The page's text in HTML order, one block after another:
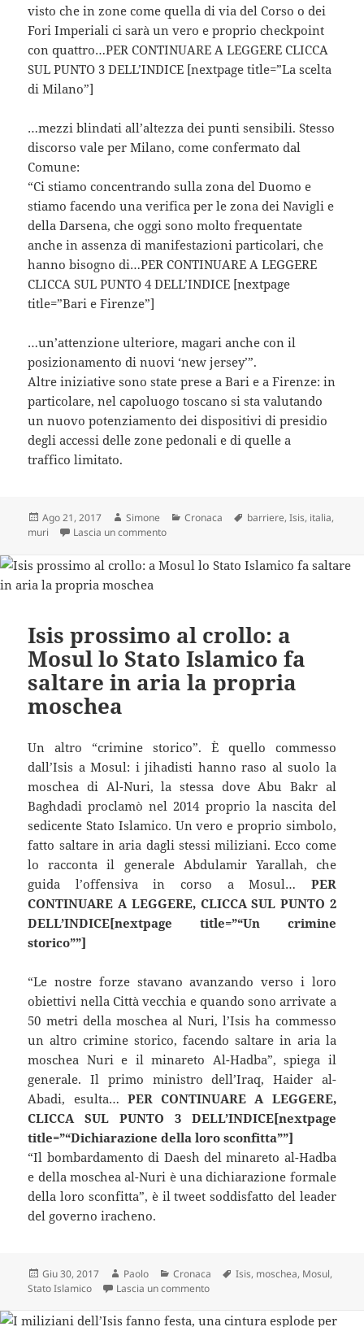
visto che in zone come quella di via del Corso o dei
Fori Imperiali ci sarà un vero e proprio checkpoint
con quattro…PER CONTINUARE A LEGGERE CLICCA
SUL PUNTO 3 DELL’INDICE [nextpage title=”La scelta
di Milano”]
…mezzi blindati all’altezza dei punti sensibili. Stesso
discorso vale per Milano, come confermato dal
Comune:
“Ci stiamo concentrando sulla zona del Duomo e
stiamo facendo una verifica per le zona dei Navigli e
della Darsena, che oggi sono molto frequentate
anche in assenza di manifestazioni particolari, che
hanno bisogno di…PER CONTINUARE A LEGGERE
CLICCA SUL PUNTO 4 DELL’INDICE [nextpage
title=”Bari e Firenze”]
…un’attenzione ulteriore, magari anche con il
posizionamento di nuovi ‘new jersey’”.
Altre iniziative sono state prese a Bari e a Firenze: in
particolare, nel capoluogo toscano si sta valutando
un nuovo potenziamento dei dispositivi di presidio
degli accessi delle zone pedonali e di quelle a
traffico limitato.
Scritto
il
Ago 21, 2017 Autore
Simone Categorie
Cronaca Tag
barriere,Isis, italia,
muri
Lascia un commentosu L’Isis ora fa più paura: le città si
Isis prossimo al crollo: a
Mosul lo Stato Islamico fa
saltare in aria la propria
moschea
Un altro “crimine storico”. È quello commesso
dall’Isis a Mosul: i jihadisti hanno raso al suolo la
moschea di Al-Nuri, la stessa dove Abu Bakr al
Baghdadi proclamò nel 2014 proprio la nascita del
sedicente Stato Islamico. Un vero e proprio simbolo,
fatto saltare in aria dagli stessi miliziani. Ecco come
lo racconta il generale Abdulamir Yarallah, che
guida l’offensiva in corso a Mosul… PER
CONTINUARE A LEGGERE, CLICCA SUL PUNTO 2
DELL’INDICE[nextpage title=”“Un crimine
storico””]
“Le nostre forze stavano avanzando verso i loro
obiettivi nella Città vecchia e quando sono arrivate a
50 metri della moschea al Nuri, l’Isis ha commesso
un altro crimine storico, facendo saltare in aria la
moschea Nuri e il minareto Al-Hadba”, spiega il
generale. Il primo ministro dell’Iraq, Haider al-
Abadi, esulta… PER CONTINUARE A LEGGERE,
CLICCA SUL PUNTO 3 DELL’INDICE[nextpage
title=”“Dichiarazione della loro sconfitta””]
“Il bombardamento di Daesh del minareto al-Hadba
e della moschea al-Nuri è una dichiarazione formale
della loro sconfitta”, è il tweet soddisfatto del leader
del governo iracheno.
Scritto
il
Giu 30, 2017 Autore
Paolo Categorie
Cronaca Tag
Isis, moschea, Mosul,
Stato Islamico
Lascia un commentosu Isis prossimo al crollo: a